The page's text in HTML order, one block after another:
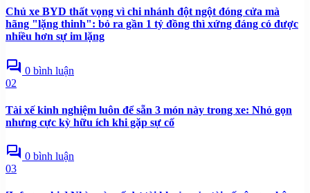
Chủ xe BYD thất vọng vì chi nhánh đột ngột đóng cửa mà
hãng "lặng thinh": bỏ ra gần 1 tỷ đồng thì xứng đáng có được
nhiều hơn sự im lặng
forum 0 bình luận
02
Tài xế kinh nghiệm luôn để sẵn 3 món này trong xe: Nhỏ gọn
nhưng cực kỳ hữu ích khi gặp sự cố
forum 0 bình luận
03